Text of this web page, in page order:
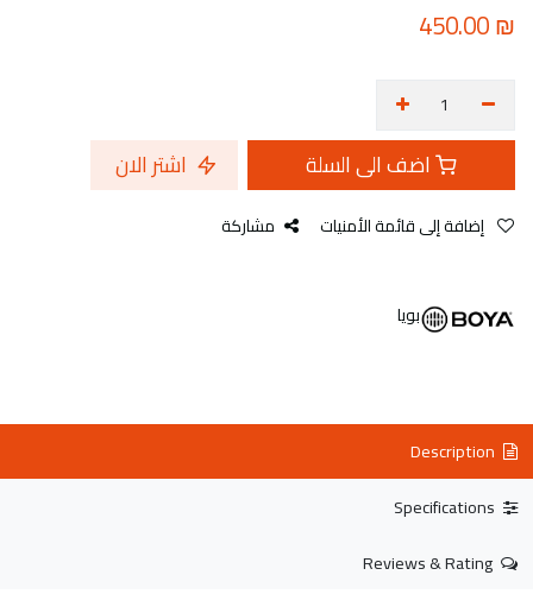
₪
450.00
اضف الى السلة اشتر الان
مشاركة
بويا